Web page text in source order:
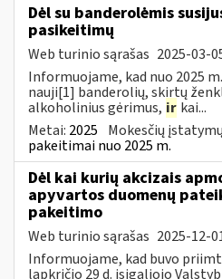
Dėl su banderolėmis
pasikeitimų
Web turinio sąrašas 2025-03-
Informuojame, kad nuo 2025
nauji[1] banderolių, skirtų
alkoholinius gėrimus, ir kai...
Metai: 2025 Mokesčių
pakeitimai nuo 2025 m.
Dėl kai kurių akcizais
apyvartos duomenų
pakeitimo
Web turinio sąrašas 2025-12-
Informuojame, kad buvo
lapkričio 29 d. įsigaliojo